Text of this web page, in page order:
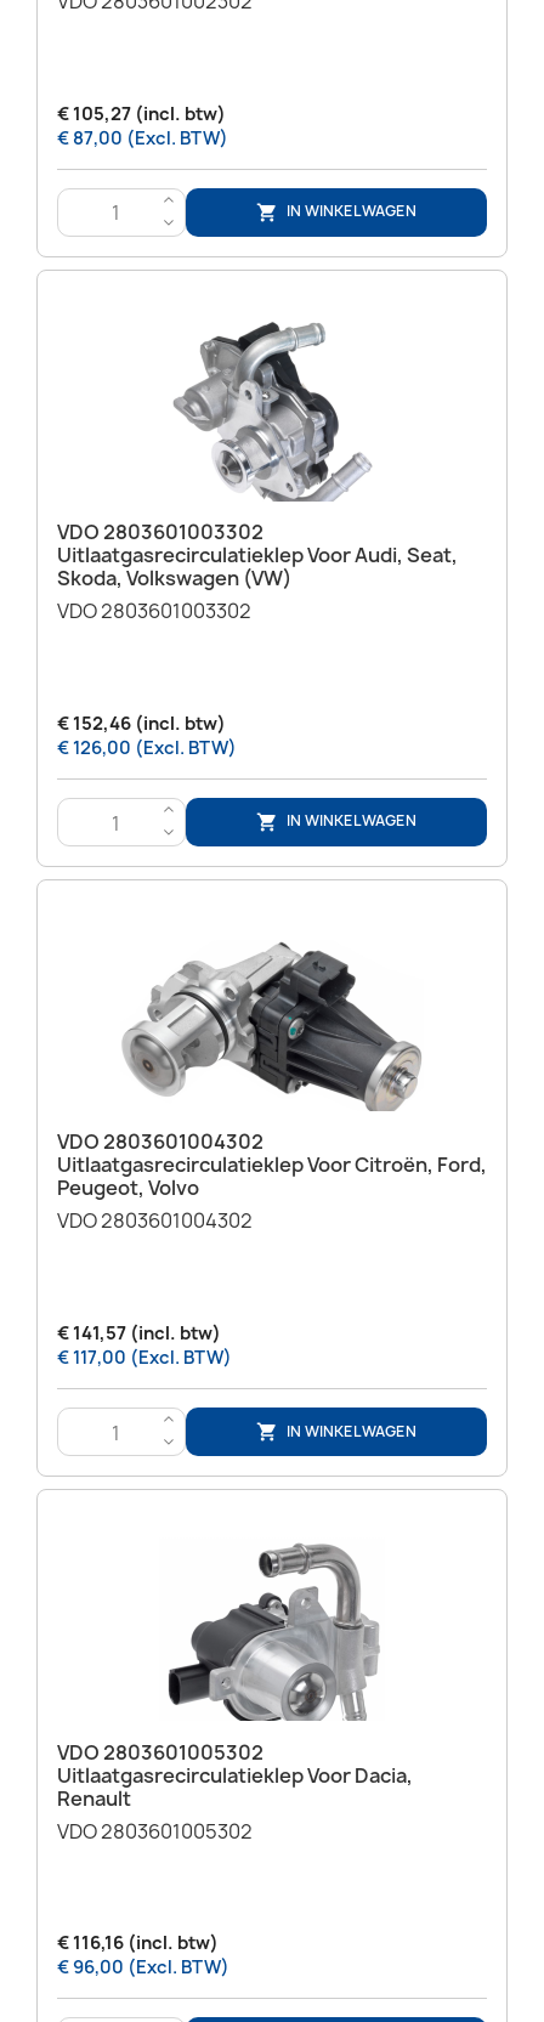
€ 105,27 (incl. btw)
€ 87,00 (Excl. BTW)
>
<
 IN WINKELWAGEN
VDO 2803601003302
Uitlaatgasrecirculatieklep Voor Audi, Seat,
Skoda, Volkswagen (VW)
VDO 2803601003302
€ 152,46 (incl. btw)
€ 126,00 (Excl. BTW)
>
<
 IN WINKELWAGEN
VDO 2803601004302
Uitlaatgasrecirculatieklep Voor Citroën, Ford,
Peugeot, Volvo
VDO 2803601004302
€ 141,57 (incl. btw)
€ 117,00 (Excl. BTW)
>
<
 IN WINKELWAGEN
VDO 2803601005302
Uitlaatgasrecirculatieklep Voor Dacia,
Renault
VDO 2803601005302
€ 116,16 (incl. btw)
€ 96,00 (Excl. BTW)